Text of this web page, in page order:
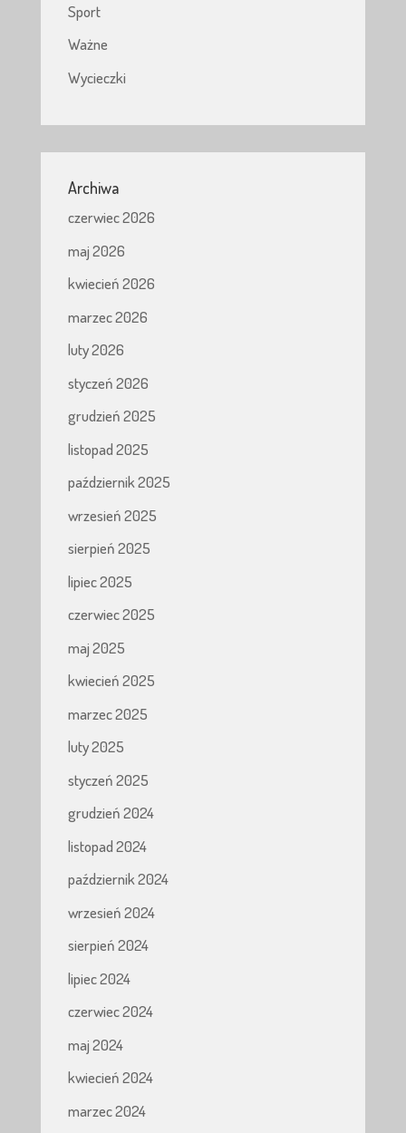
Sport
Ważne
Wycieczki
Archiwa
czerwiec 2026
maj 2026
kwiecień 2026
marzec 2026
luty 2026
styczeń 2026
grudzień 2025
listopad 2025
październik 2025
wrzesień 2025
sierpień 2025
lipiec 2025
czerwiec 2025
maj 2025
kwiecień 2025
marzec 2025
luty 2025
styczeń 2025
grudzień 2024
listopad 2024
październik 2024
wrzesień 2024
sierpień 2024
lipiec 2024
czerwiec 2024
maj 2024
kwiecień 2024
marzec 2024